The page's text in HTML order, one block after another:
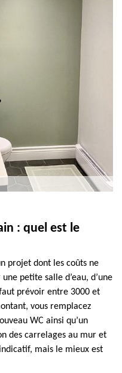
: quel est le
projet dont les coûts ne
petite salle d’eau, d’une
prévoir entre 3000 et
vous remplacez
WC ainsi qu’un
des carrelages au mur et
mais le mieux est